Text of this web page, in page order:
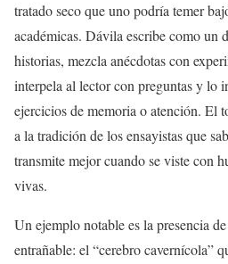
tratado seco que uno podría temer
académicas. Dávila escribe como un
historias, mezcla anécdotas con
interpela al lector con preguntas y lo
ejercicios de memoria o atención. El
a la tradición de los ensayistas que
transmite mejor cuando se viste con
vivas.
Un ejemplo notable es la presencia de
entrañable: el “cerebro cavernícola”